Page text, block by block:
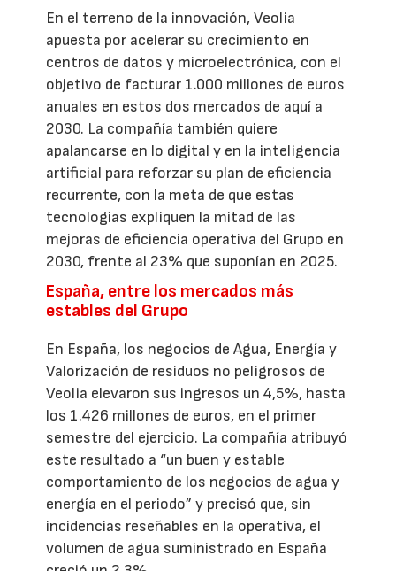
En el terreno de la innovación, Veolia
apuesta por acelerar su crecimiento en
centros de datos y microelectrónica, con el
objetivo de facturar 1.000 millones de euros
anuales en estos dos mercados de aquí a
2030. La compañía también quiere
apalancarse en lo digital y en la inteligencia
artificial para reforzar su plan de eficiencia
recurrente, con la meta de que estas
tecnologías expliquen la mitad de las
mejoras de eficiencia operativa del Grupo en
2030, frente al 23% que suponían en 2025.
España, entre los mercados más
estables del Grupo
En España, los negocios de Agua, Energía y
Valorización de residuos no peligrosos de
Veolia elevaron sus ingresos un 4,5%, hasta
los 1.426 millones de euros, en el primer
semestre del ejercicio. La compañía atribuyó
este resultado a “un buen y estable
comportamiento de los negocios de agua y
energía en el periodo” y precisó que, sin
incidencias reseñables en la operativa, el
volumen de agua suministrado en España